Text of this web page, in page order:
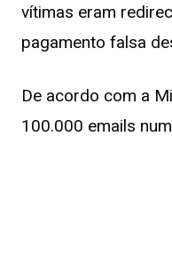
vítimas eram
pagamento falsa
De acordo com a
100.000 emails